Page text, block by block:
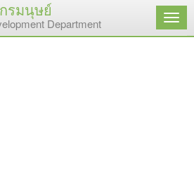
รมนุษย์
Department เมนู